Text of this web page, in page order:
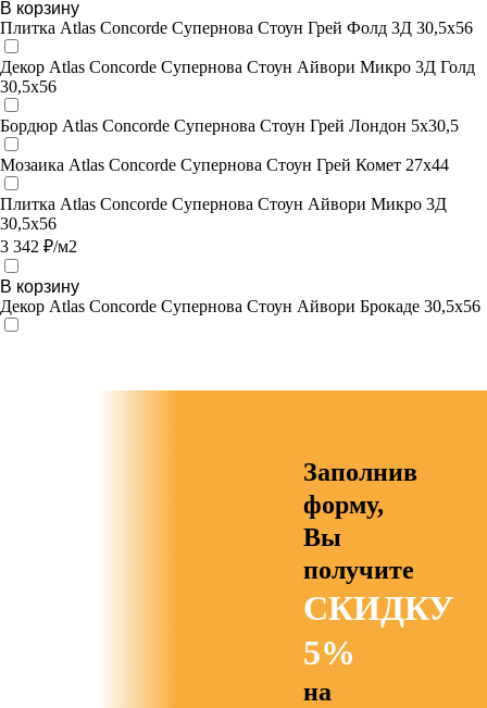
В корзину
Плитка Atlas Concorde Супернова Стоун Грей Фолд 3Д 30,5х56
Декор Atlas Concorde Супернова Стоун Айвори Микро 3Д Голд
30,5х56
Бордюр Atlas Concorde Супернова Стоун Грей Лондон 5х30,5
Мозаика Atlas Concorde Супернова Стоун Грей Комет 27х44
Плитка Atlas Concorde Супернова Стоун Айвори Микро 3Д
30,5х56
3 342 ₽/м2
В корзину
Декор Atlas Concorde Супернова Стоун Айвори Брокаде 30,5х56
Заполнив
форму,
Вы
получите
СКИДКУ
5%
на